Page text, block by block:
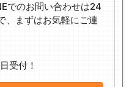
でのお問い合わせは24
、まずはお気軽にご連
受付！